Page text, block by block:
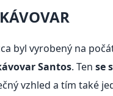
byl vyrobený na
Santos. Ten se
vzhled a tím také